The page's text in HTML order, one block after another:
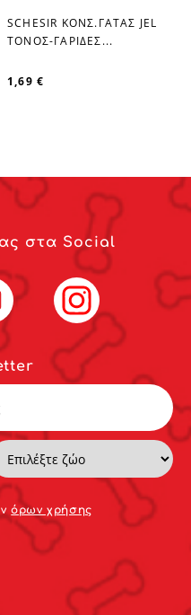
favorite_border
SCHESIR ΚΟΝΣ.ΓΑΤΑΣ JEL
ΤΟΝΟΣ-ΓΑΡΙΔΕΣ...
1,69 €
όρων χρήσης
στα Social
YouTube Instagram